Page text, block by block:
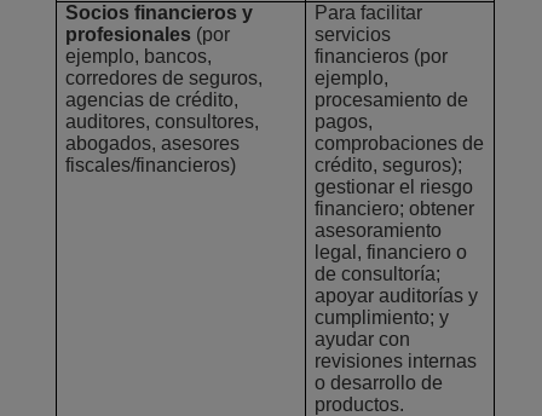
Socios financieros y
profesionales (por
ejemplo, bancos,
corredores de seguros,
agencias de crédito,
auditores, consultores,
abogados, asesores
fiscales/financieros)
Para facilitar
servicios
financieros (por
ejemplo,
procesamiento de
pagos,
comprobaciones de
crédito, seguros);
gestionar el riesgo
financiero; obtener
asesoramiento
legal, financiero o
de consultoría;
apoyar auditorías y
cumplimiento; y
ayudar con
revisiones internas
o desarrollo de
productos.